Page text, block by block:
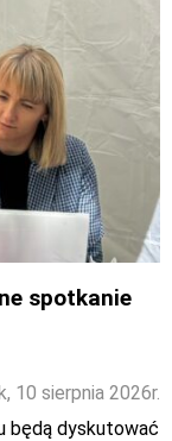
spotkanie
10 sierpnia 2026r.
będą dyskutować